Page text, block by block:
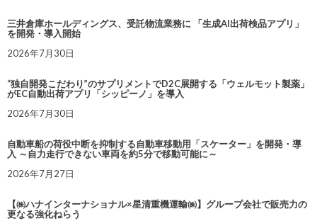
三井倉庫ホールディングス、受託物流業務に 「生成AI出荷検品アプリ」
を開発・導入開始
2026年7月30日
“独自開発こだわり”のサプリメントでD2C展開する「ウェルモット製薬」
がEC自動出荷アプリ「シッピーノ」を導入
2026年7月30日
自動車船の荷役中断を抑制する自動車移動用「スケーター」を開発・導
入 ～自力走行できない車両を約5分で移動可能に～
2026年7月27日
【㈱ハナインターナショナル×星清重機運輸㈱】グループ会社で販売力の
更なる強化ねらう